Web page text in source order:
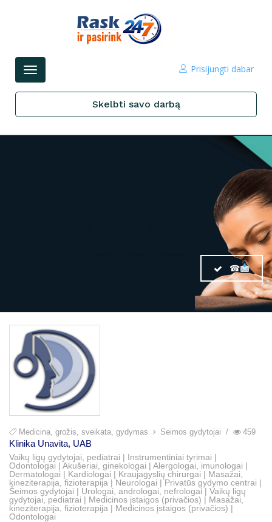
Perjungti
Prisijungti dabar
Skelbti savo darbą
☎
Medicina, grožis, sveikata, gydymas Šeimos gydytojai 459
Klinika Unavita, UAB
Vaikų ligų gydytojai, pediatrai | Instrumentiniai tyrimai |
Odontologai | Akušeriai, ginekologai | Alergologai, imunologai |
Dermatologai | Kardiologai | Kraujagyslių chirurgai | Masažai,
kineziterapija, fizioterapija | Neurologai | Privatūs gydymo centrai |
Šeimos gydytojai | Urologai, andrologai, nefrologai | Vaikų ligų
gydytojai, pediatrai | Medicinos įstaigos (privačios) | Masažai,
kineziterapija, fizioterapija | Medicinos įstaigos (privačios) |
Odontologai